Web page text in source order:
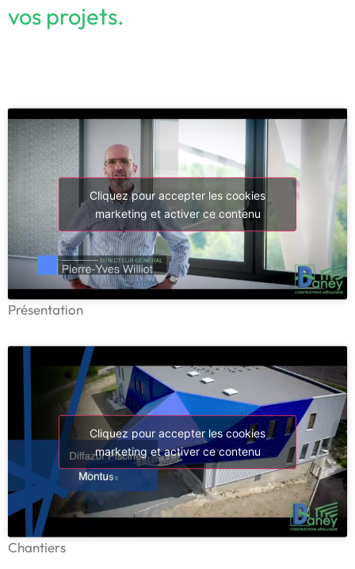
vos projets.
Cliquez pour accepter les cookies
marketing et activer ce contenu
Présentation
Cliquez pour accepter les cookies
marketing et activer ce contenu
Chantiers